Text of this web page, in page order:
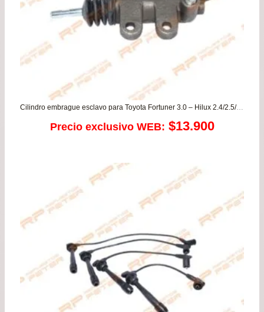
Cilindro embrague esclavo para Toyota Fortuner 3.0 – Hilux 2.4/2.5/3.0
Precio exclusivo WEB: $13.900